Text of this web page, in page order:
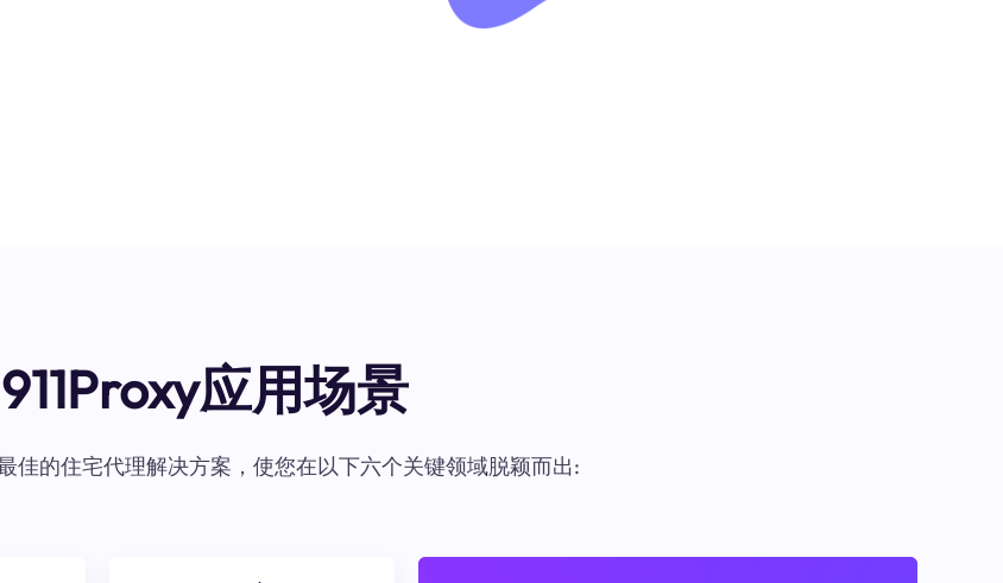
911Proxy应用场景
佳的住宅代理解决方案，使您在以下六个关键领域脱颖而出: